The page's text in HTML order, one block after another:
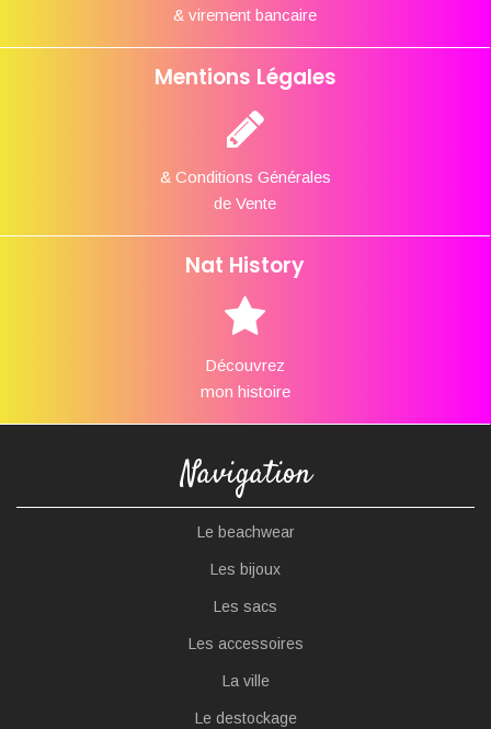
& virement bancaire
Mentions Légales
& Conditions Générales
de Vente
Nat History
Découvrez
mon histoire
Navigation
Le beachwear
Les bijoux
Les sacs
Les accessoires
La ville
Le destockage